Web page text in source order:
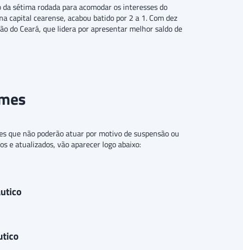
sétima rodada para acomodar os interesses do
capital cearense, acabou batido por 2 a 1. Com dez
do Ceará, que lidera por apresentar melhor saldo de
que não poderão atuar por motivo de suspensão ou
e atualizados, vão aparecer logo abaixo: